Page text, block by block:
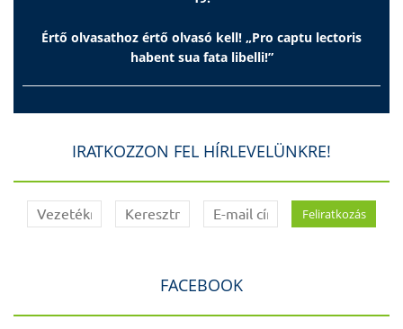
Értő olvasathoz értő olvasó kell! „Pro captu lectoris
habent sua fata libelli!”
IRATKOZZON FEL HÍRLEVELÜNKRE!
FACEBOOK